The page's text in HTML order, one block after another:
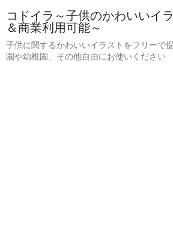
コドイラ～子供のかわいいイ
＆商業利用可能～
子供に関するかわいいイラストをフリーで
園や幼稚園、その他自由にお使いください